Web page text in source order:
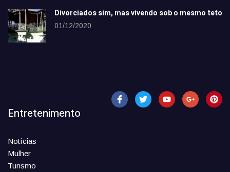
Divorciados sim, mas vivendo sob o mesmo teto
01/12/2020
Entretenimento
Notícias
Mulher
Turismo